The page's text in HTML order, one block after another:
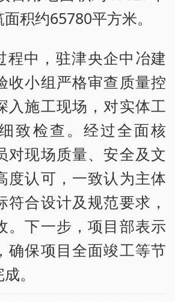
积约65780平方米。
程中，驻津央企中冶建
收小组严格审查质量控
入施工现场，对实体工
致检查。经过全面核
对现场质量、安全及文
度认可，一致认为主体
符合设计及规范要求，
。下一步，项目部表示
确保项目全面竣工等节
。